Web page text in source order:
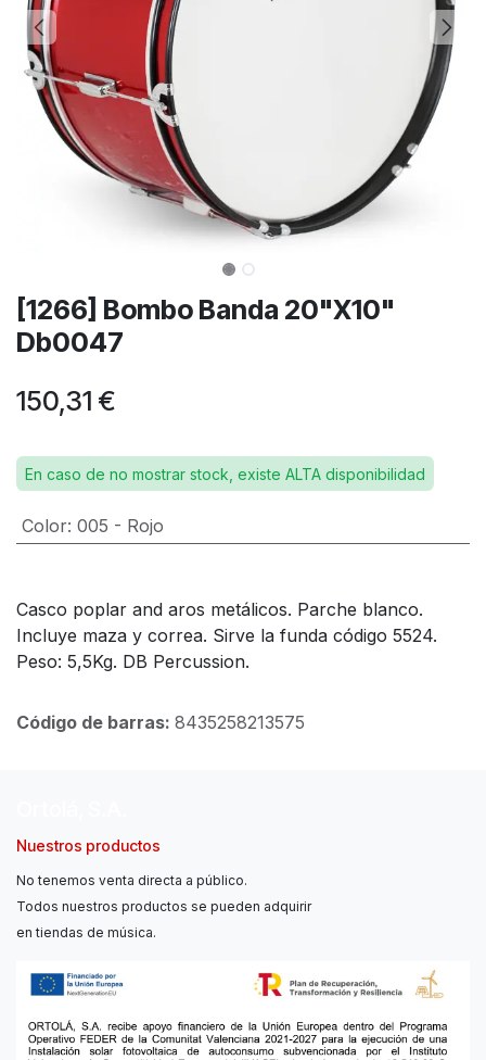
[1266] Bombo Banda 20"X10"
Db0047
150,31 €
En caso de no mostrar stock, existe ALTA disponibilidad
Color: 005 - Rojo
Casco poplar and aros metálicos. Parche blanco.
Incluye maza y correa. Sirve la funda código 5524.
Peso: 5,5Kg. DB Percussion.
Código de barras: 8435258213575
Nuestros productos
No tenemos venta directa a público.
Todos nuestros productos se pueden adquirir
en tiendas de música.